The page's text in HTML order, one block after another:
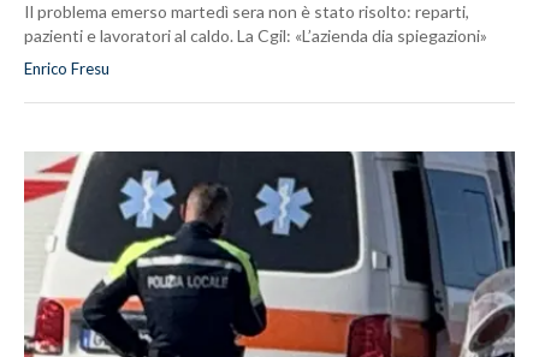
Il problema emerso martedì sera non è stato risolto: reparti,
pazienti e lavoratori al caldo. La Cgil: «L’azienda dia spiegazioni»
Enrico Fresu